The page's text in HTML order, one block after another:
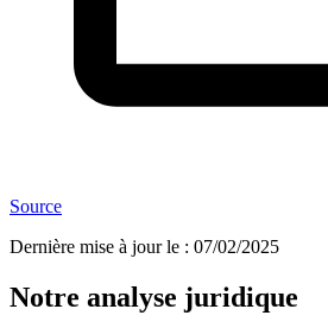
Source
Dernière mise à jour le : 07/02/2025
Notre analyse juridique